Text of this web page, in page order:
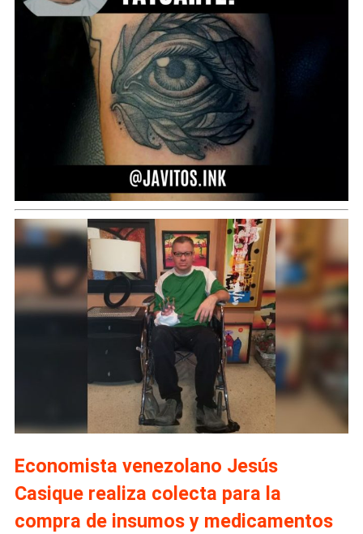
Economista venezolano Jesús
Casique realiza colecta para la
compra de insumos y medicamentos